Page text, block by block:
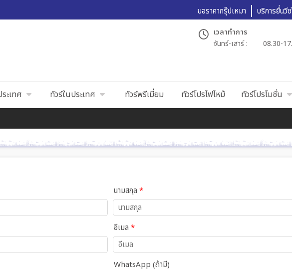
ขอราคากรุ๊ปเหมา บริการยื่นวี
เวลาทำการ
จันทร์-เสาร์ :
08.30-
ะเทศ ทัวร์ในประเทศ ทัวร์พรีเมี่ยม ทัวร์โปรไฟไหม้ ทัวร์โปรโมชั่น
นามสกุล *
อีเมล *
WhatsApp (ถ้ามี)